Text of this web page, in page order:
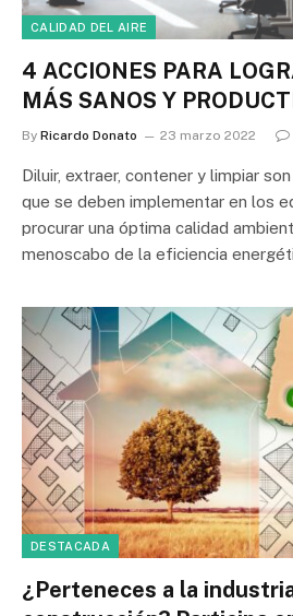
CALIDAD DEL AIRE
4 ACCIONES PARA
MÁS SANOS Y
By Ricardo Donato 23 marzo 2022
Diluir, extraer, contener y limpiar
que se deben implementar en los
procurar una óptima calidad
menoscabo de la eficiencia
DESTACADA
¿Perteneces a la